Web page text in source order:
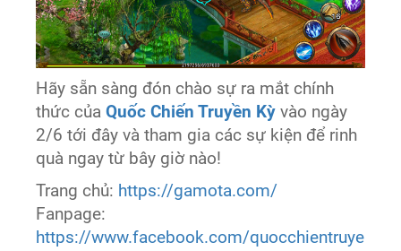
Hãy sẵn sàng đón chào sự ra mắt chính
thức củaQuốc Chiến Truyền Kỳ vào ngày
2/6 tới đây và tham gia các sự kiện để rinh
quà ngay từ bây giờ nào!
Trang chủ: https://gamota.com/
Fanpage:
https://www.facebook.com/quocchientruyenky/